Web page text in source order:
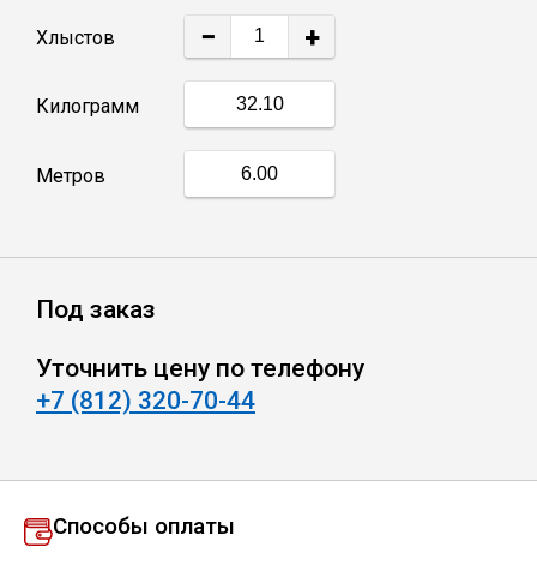
Катанка
Винтовые сваи
Столбы заборные
Сетка кладочная
Хлыстов − +
Килограмм
Метров
Под заказ
Уточнить цену по телефону
+7 (812) 320-70-44
Способы оплаты